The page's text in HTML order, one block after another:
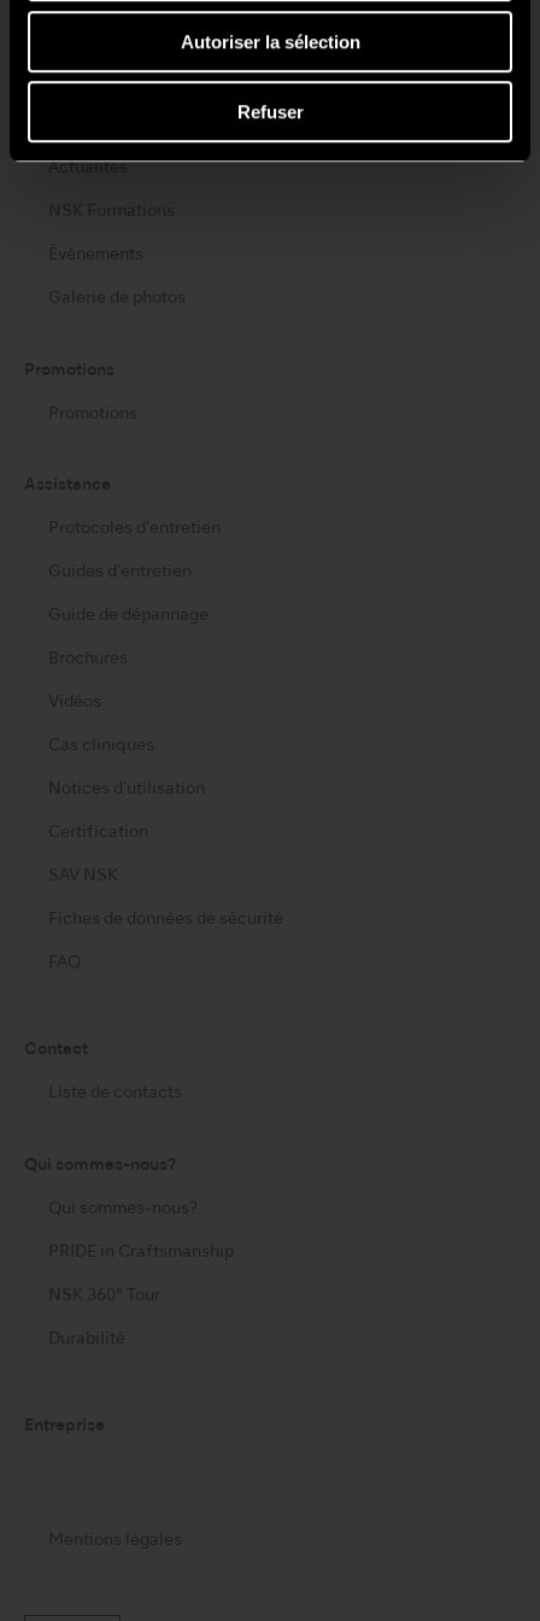
Autoriser la sélection
Refuser
Tools for Professionals
NSK Formations
Évènements
Galerie de photos
Promotions
Promotions
Assistance
Protocoles d'entretien
Guides d'entretien
Guide de dépannage
Brochures
Vidéos
Cas cliniques
Notices d'utilisation
Certification
SAV NSK
Fiches de données de sécurité
FAQ
Contact
Liste de contacts
Qui sommes-nous?
Qui sommes-nous?
PRIDE in Craftsmanship
NSK 360° Tour
Durabilité
Entreprise
Mentions légales